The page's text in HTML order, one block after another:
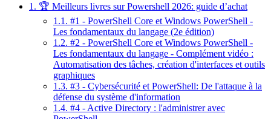
1. 🏆 Meilleurs livres sur Powershell 2026: guide d’achat
1.1. #1 - PowerShell Core et Windows PowerShell -
Les fondamentaux du langage (2e édition)
1.2. #2 - PowerShell Core et Windows PowerShell -
Les fondamentaux du langage - Complément vidéo :
Automatisation des tâches, création d'interfaces et outils
graphiques
1.3. #3 - Cybersécurité et PowerShell: De l'attaque à la
défense du système d'information
1.4. #4 - Active Directory : l'administrer avec